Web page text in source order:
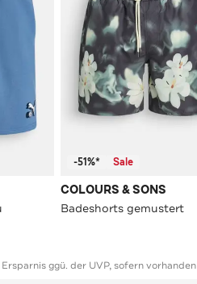
-51%* Sale
COLOURS & SONS
Badeshorts gemustert
ggü. der UVP, sofern vorhanden